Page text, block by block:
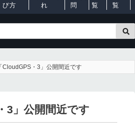
び方
れ
問
覧
覧
「CloudGPS・3」公開間近です
3」公開間近です